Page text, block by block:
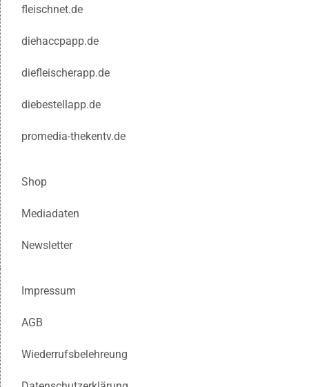
fleischnet.de
diehaccpapp.de
diefleischerapp.de
diebestellapp.de
promedia-thekentv.de
Shop
Mediadaten
Newsletter
Impressum
AGB
Wiederrufsbelehreung